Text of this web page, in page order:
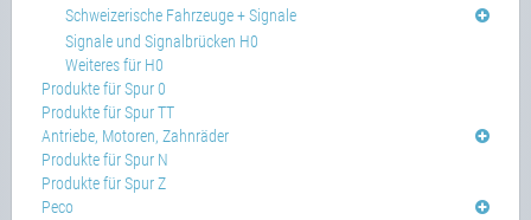
Schweizerische Fahrzeuge + Signale
Signale und Signalbrücken H0
Weiteres für H0
Produkte für Spur 0
Produkte für Spur TT
Antriebe, Motoren, Zahnräder
Produkte für Spur N
Produkte für Spur Z
Peco